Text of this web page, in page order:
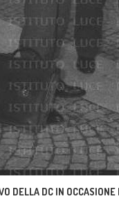
DELLA DC IN